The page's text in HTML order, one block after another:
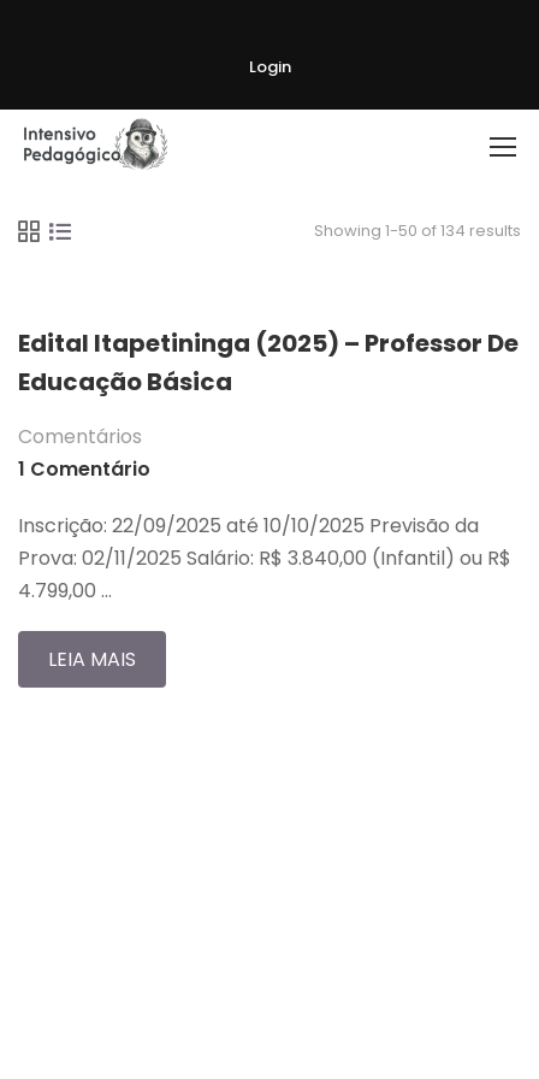
Login
Showing 1-50 of 134 results
Edital Itapetininga (2025) – Professor De
Educação Básica
Comentários
1 Comentário
Inscrição: 22/09/2025 até 10/10/2025 Previsão da
Prova: 02/11/2025 Salário: R$ 3.840,00 (Infantil) ou R$
4.799,00 …
LEIA MAIS